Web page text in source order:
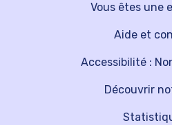
Vous êtes une
Découvrir
Aide et
Accessibilité :